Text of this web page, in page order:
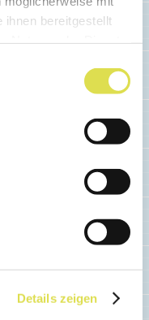
ihnen bereitgestellt
Details zeigen
Elektronik und
elektronischen
in
in deinem